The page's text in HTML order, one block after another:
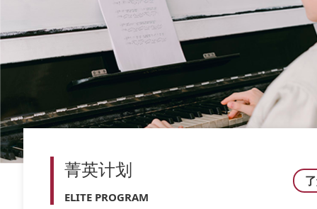
菁英计划
ELITE PROGRAM